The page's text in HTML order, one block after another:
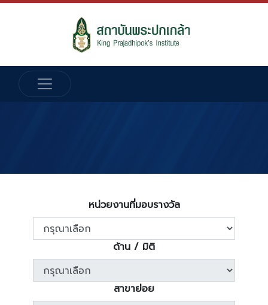
หน่วยงานที่มอบรางวัล
ด้าน / มิติ
สาขาย่อย